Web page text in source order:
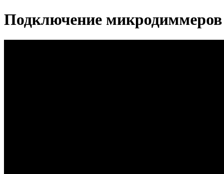
Подключение микродиммеров